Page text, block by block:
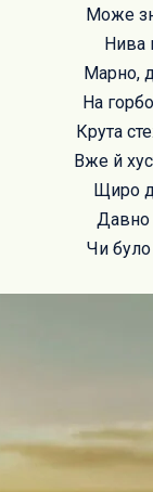
Може
Нива
Марно,
На
Крута
Вже й
Щиро
Давно
Чи було